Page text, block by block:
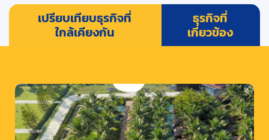
เปรียบเทียบธุรกิจที่
ใกล้เคียงกัน
ธุรกิจที่
เกี่ยวข้อง